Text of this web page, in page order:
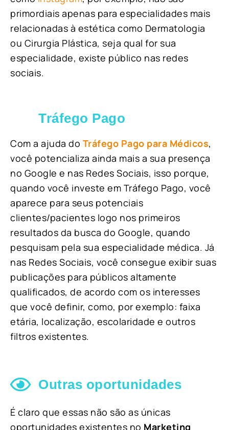
primordiais apenas para especialidades mais
relacionadas à estética como Dermatologia
ou Cirurgia Plástica, seja qual for sua
especialidade, existe público nas redes
sociais.
Tráfego Pago
Com a ajuda do Tráfego Pago para Médicos,
você potencializa ainda mais a sua presença
no Google e nas Redes Sociais, isso porque,
quando você investe em Tráfego Pago, você
aparece para seus potenciais
clientes/pacientes logo nos primeiros
resultados da busca do Google, quando
pesquisam pela sua especialidade médica. Já
nas Redes Sociais, você consegue exibir suas
publicações para públicos altamente
qualificados, de acordo com os interesses
que você definir, como, por exemplo: faixa
etária, localização, escolaridade e outros
filtros existentes.
Outras oportunidades
É claro que essas não são as únicas
oportunidades existentes no Marketing